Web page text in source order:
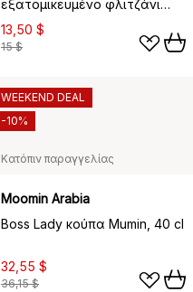
εξατομικευμένο φλιτζάνι
eco, A
13,50 $
15 $
Κατόπιν παραγγελίας
Moomin Arabia
Boss Lady κούπα Mumin, 40 cl
32,55 $
36,15 $
WEEKEND DEAL
-10%